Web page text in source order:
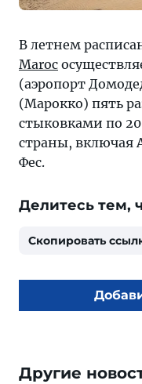
В летнем
Maroc
(аэропорт
(Марокко) пять
стыковками по
страны, включая
Фес.
Делитесь тем,
Скопировать
Другие